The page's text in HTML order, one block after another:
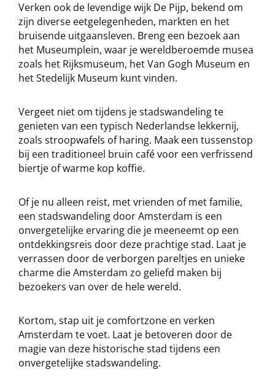
Verken ook de levendige wijk De Pijp, bekend om
zijn diverse eetgelegenheden, markten en het
bruisende uitgaansleven. Breng een bezoek aan
het Museumplein, waar je wereldberoemde musea
zoals het Rijksmuseum, het Van Gogh Museum en
het Stedelijk Museum kunt vinden.
Vergeet niet om tijdens je stadswandeling te
genieten van een typisch Nederlandse lekkernij,
zoals stroopwafels of haring. Maak een tussenstop
bij een traditioneel bruin café voor een verfrissend
biertje of warme kop koffie.
Of je nu alleen reist, met vrienden of met familie,
een stadswandeling door Amsterdam is een
onvergetelijke ervaring die je meeneemt op een
ontdekkingsreis door deze prachtige stad. Laat je
verrassen door de verborgen pareltjes en unieke
charme die Amsterdam zo geliefd maken bij
bezoekers van over de hele wereld.
Kortom, stap uit je comfortzone en verken
Amsterdam te voet. Laat je betoveren door de
magie van deze historische stad tijdens een
onvergetelijke stadswandeling.